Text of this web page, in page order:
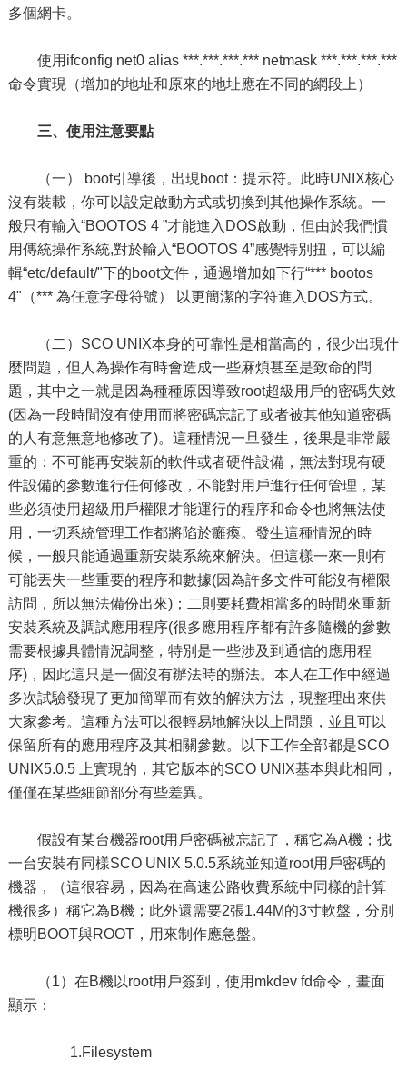
多個網卡。
使用ifconfig net0 alias ***.***.***.*** netmask ***.***.***.***
命令實現（增加的地址和原來的地址應在不同的網段上）
三、使用注意要點
（一） boot引導後，出現boot：提示符。此時UNIX核心
沒有裝載，你可以設定啟動方式或切換到其他操作系統。一
般只有輸入“BOOTOS 4 ”才能進入DOS啟動，但由於我們慣
用傳統操作系統,對於輸入“BOOTOS 4”感覺特別扭，可以編
輯“etc/default/"下的boot文件，通過增加如下行“*** bootos
4"（*** 為任意字母符號） 以更簡潔的字符進入DOS方式。
（二）SCO UNIX本身的可靠性是相當高的，很少出現什
麼問題，但人為操作有時會造成一些麻煩甚至是致命的問
題，其中之一就是因為種種原因導致root超級用戶的密碼失效
(因為一段時間沒有使用而將密碼忘記了或者被其他知道密碼
的人有意無意地修改了)。這種情況一旦發生，後果是非常嚴
重的：不可能再安裝新的軟件或者硬件設備，無法對現有硬
件設備的參數進行任何修改，不能對用戶進行任何管理，某
些必須使用超級用戶權限才能運行的程序和命令也將無法使
用，一切系統管理工作都將陷於癱瘓。發生這種情況的時
候，一般只能通過重新安裝系統來解決。但這樣一來一則有
可能丟失一些重要的程序和數據(因為許多文件可能沒有權限
訪問，所以無法備份出來)；二則要耗費相當多的時間來重新
安裝系統及調試應用程序(很多應用程序都有許多隨機的參數
需要根據具體情況調整，特別是一些涉及到通信的應用程
序)，因此這只是一個沒有辦法時的辦法。本人在工作中經過
多次試驗發現了更加簡單而有效的解決方法，現整理出來供
大家參考。這種方法可以很輕易地解決以上問題，並且可以
保留所有的應用程序及其相關參數。以下工作全部都是SCO
UNIX5.0.5 上實現的，其它版本的SCO UNIX基本與此相同，
僅僅在某些細節部分有些差異。
假設有某台機器root用戶密碼被忘記了，稱它為A機；找
一台安裝有同樣SCO UNIX 5.0.5系統並知道root用戶密碼的
機器，（這很容易，因為在高速公路收費系統中同樣的計算
機很多）稱它為B機；此外還需要2張1.44M的3寸軟盤，分別
標明BOOT與ROOT，用來制作應急盤。
（1）在B機以root用戶簽到，使用mkdev fd命令，畫面
顯示：
1.Filesystem